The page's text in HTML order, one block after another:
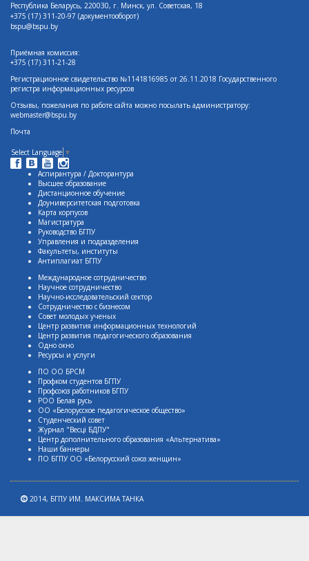
Республика Беларусь, 220030, г. Минск, ул. Советская, 18
+375 (17) 311-20-97 (документооборот)
bspu@bspu.by
Приёмная комиссия:
+375 (17) 311-21-28
Регистрационное свидетельство №1141816985 от 26.11.2018 Государственного
регистра информационных ресурсов
Отзывы, пожелания по работе сайта можно посылать администратору:
webmaster@bspu.by
Почта
Select Language ▼
Аспирантура / Докторантура
Высшее образование
Дистанционное обучение
Доуниверситетская подготовка
Карта корпусов
Магистратура
Руководство БГПУ
Управления и подразделения
Факультеты, институты
Антиплагиат БГПУ
Международное сотрудничество
Научное сотрудничество
Научно-исследовательский сектор
Сотрудничество с бизнесом
Совет молодых ученых
Центр развития информационных технологий
Центр развития педагогического образования
Одно окно
Ресурсы и услуги
ПО ОО БРСМ
Профком студентов БГПУ
Профсоюз работников БГПУ
РОО Белая русь
ОО «Белорусское педагогическое общество»
Студенческий совет
Журнал "Весцi БДПУ"
Центр дополнительного образования «Альтернатива»
Наши баннеры
ПО БГПУ ОО «Белорусский союз женщин»
2014, БГПУ ИМ. МАКСИМА ТАНКА